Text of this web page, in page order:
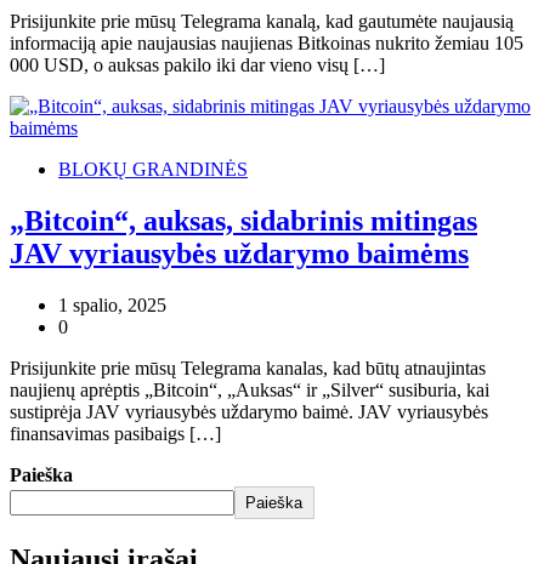
Prisijunkite prie mūsų Telegrama kanalą, kad gautumėte naujausią
informaciją apie naujausias naujienas Bitkoinas nukrito žemiau 105
000 USD, o auksas pakilo iki dar vieno visų […]
BLOKŲ GRANDINĖS
„Bitcoin“, auksas, sidabrinis mitingas
JAV vyriausybės uždarymo baimėms
1 spalio, 2025
0
Prisijunkite prie mūsų Telegrama kanalas, kad būtų atnaujintas
naujienų aprėptis „Bitcoin“, „Auksas“ ir „Silver“ susiburia, kai
sustiprėja JAV vyriausybės uždarymo baimė. JAV vyriausybės
finansavimas pasibaigs […]
Paieška
Paieška